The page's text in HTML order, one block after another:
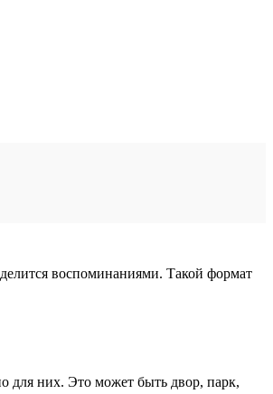
воспоминаниями. Такой формат
для них. Это может быть двор, парк,